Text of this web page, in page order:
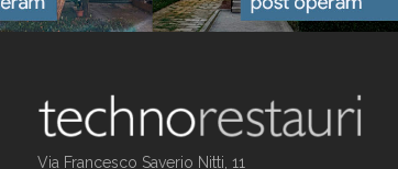
Via Francesco Saverio Nitti, 11